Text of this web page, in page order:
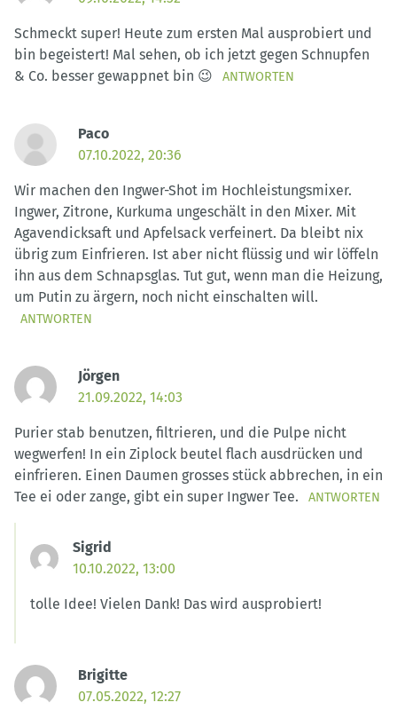
Schmeckt super! Heute zum ersten Mal ausprobiert und
bin begeistert! Mal sehen, ob ich jetzt gegen Schnupfen
& Co. besser gewappnet bin 😉
ANTWORTEN
Paco
07.10.2022, 20:36
Wir machen den Ingwer-Shot im Hochleistungsmixer.
Ingwer, Zitrone, Kurkuma ungeschält in den Mixer. Mit
Agavendicksaft und Apfelsack verfeinert. Da bleibt nix
übrig zum Einfrieren. Ist aber nicht flüssig und wir löffeln
ihn aus dem Schnapsglas. Tut gut, wenn man die Heizung,
um Putin zu ärgern, noch nicht einschalten will.
ANTWORTEN
Jörgen
21.09.2022, 14:03
Purier stab benutzen, filtrieren, und die Pulpe nicht
wegwerfen! In ein Ziplock beutel flach ausdrücken und
einfrieren. Einen Daumen grosses stück abbrechen, in ein
Tee ei oder zange, gibt ein super Ingwer Tee.
ANTWORTEN
Sigrid
10.10.2022, 13:00
tolle Idee! Vielen Dank! Das wird ausprobiert!
Brigitte
07.05.2022, 12:27